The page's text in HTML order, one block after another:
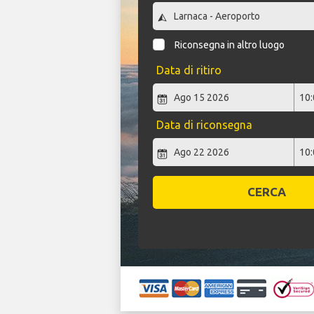
Riconsegna in altro luogo
Data di ritiro
Data di riconsegna
CERCA